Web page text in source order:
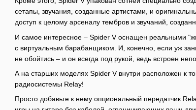
сетапы, звучания, созданные артистами, и
доступ к целому арсеналу тембров и звучаний,
И самое интересное – Spider V оснащен реальными
с виртуальным барабанщиком. И, конечно, если уж
не обойтись – и он всегда под рукой, ведь встроен
А на старших моделях Spider V внутри расположен к
радиосистемы Relay!
Просто добавьте к нему опциональный передатчик